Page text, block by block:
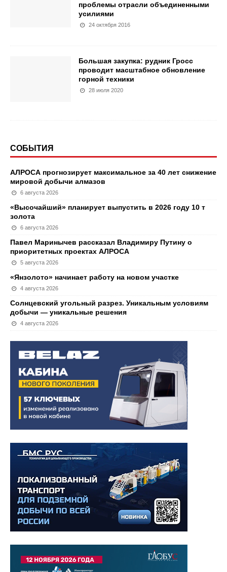
проблемы отрасли объединенными
усилиями
24 октября 2016
Большая закупка: рудник Гросс
проводит масштабное обновление
горной техники
28 июля 2020
СОБЫТИЯ
АЛРОСА прогнозирует максимальное за 40 лет снижение
мировой добычи алмазов
6 августа 2026
«Высочайший» планирует выпустить в 2026 году 10 т
золота
6 августа 2026
Павел Маринычев рассказал Владимиру Путину о
приоритетных проектах АЛРОСА
5 августа 2026
«Янзолото» начинает работу на новом участке
4 августа 2026
Солнцевский угольный разрез. Уникальным условиям
добычи — уникальные решения
4 августа 2026